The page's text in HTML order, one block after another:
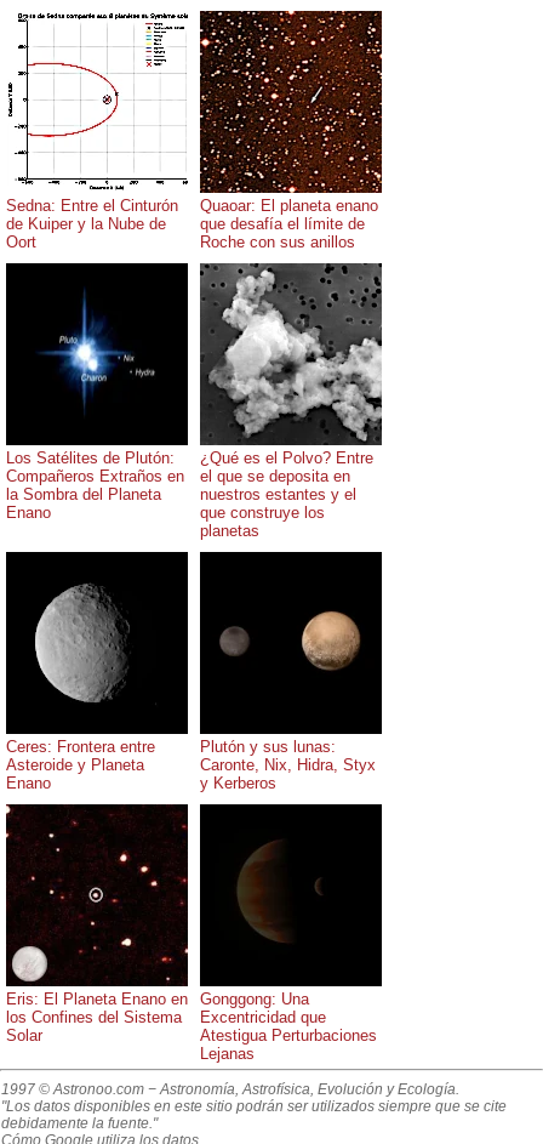
Sedna: Entre el Cinturón
de Kuiper y la Nube de
Oort
Quaoar: El planeta enano
que desafía el límite de
Roche con sus anillos
Los Satélites de Plutón:
Compañeros Extraños en
la Sombra del Planeta
Enano
¿Qué es el Polvo? Entre
el que se deposita en
nuestros estantes y el
que construye los
planetas
Ceres: Frontera entre
Asteroide y Planeta
Enano
Plutón y sus lunas:
Caronte, Nix, Hidra, Styx
y Kerberos
Eris: El Planeta Enano en
los Confines del Sistema
Solar
Gonggong: Una
Excentricidad que
Atestigua Perturbaciones
Lejanas
1997 © Astronoo.com − Astronomía, Astrofísica, Evolución y Ecología.
"Los datos disponibles en este sitio podrán ser utilizados siempre que se cite
debidamente la fuente."
Cómo Google utiliza los datos